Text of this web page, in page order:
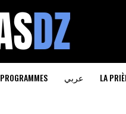
PROGRAMMES عربي LA